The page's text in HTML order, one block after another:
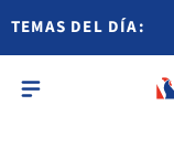
TEMAS DEL DÍA: